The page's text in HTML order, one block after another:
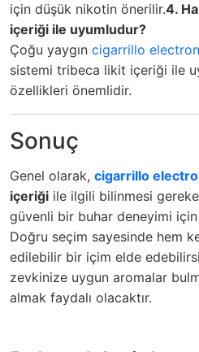
için düşük nikotin önerilir.4.
içeriği ile uyumludur?
Çoğu yaygın cigarrillo
sistemi tribeca likit içeriği ile
özellikleri önemlidir.
Sonuç
Genel olarak, cigarrillo
içeriği ile ilgili bilinmesi
güvenli bir buhar deneyimi için
Doğru seçim sayesinde hem
edilebilir bir içim elde
zevkinize uygun aromalar
almak faydalı olacaktır.